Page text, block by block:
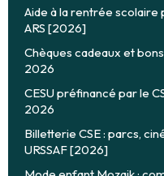
Aide à la rentrée scolaire
ARS [2026]
Chèques cadeaux et bons
2026
CESU préfinancé par le
2026
Billetterie CSE : parcs,
URSSAF [2026]